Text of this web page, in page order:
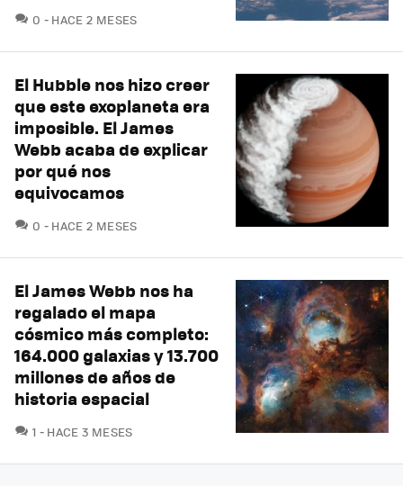
0 COMENTARIOS
HACE 2 MESES
El Hubble nos hizo creer
que este exoplaneta era
imposible. El James
Webb acaba de explicar
por qué nos
equivocamos
0 COMENTARIOS
HACE 2 MESES
El James Webb nos ha
regalado el mapa
cósmico más completo:
164.000 galaxias y 13.700
millones de años de
historia espacial
1 COMENTARIOS
HACE 3 MESES